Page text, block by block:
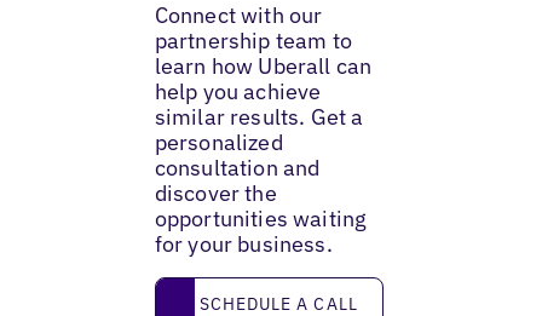
Connect with our
partnership team to
learn how Uberall can
help you achieve
similar results. Get a
personalized
consultation and
discover the
opportunities waiting
for your business.
Schedule a call
SCHEDULE A CALL